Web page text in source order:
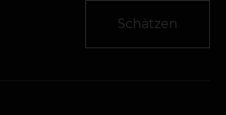
Schätzen